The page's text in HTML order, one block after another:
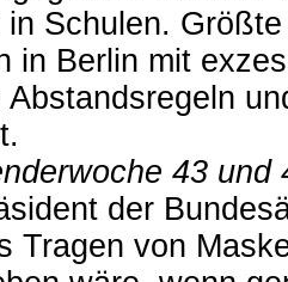
Schulen.
in Berlin mit
43 und
der
Tragen von